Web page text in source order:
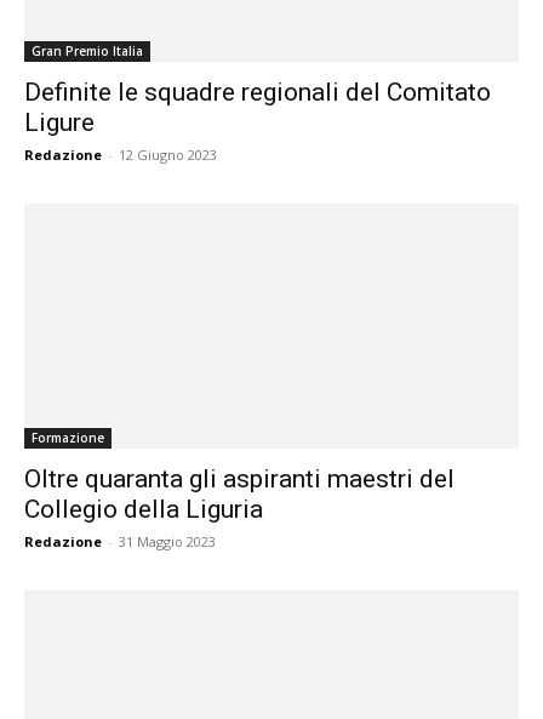
Gran Premio Italia
Definite le squadre regionali del Comitato
Ligure
Redazione - 12 Giugno 2023
Formazione
Oltre quaranta gli aspiranti maestri del
Collegio della Liguria
Redazione - 31 Maggio 2023